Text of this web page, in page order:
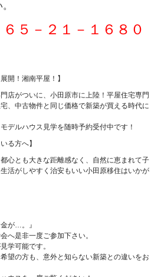
６５－２１－１６８０
開！湘南平屋！】
店がついに、小田原市に上陸！平屋住宅専門
、中古物件と同じ価格で新築が買える時代に
デルハウス見学を随時予約受付中です！
る方へ】
心とも大きな距離感なく、自然に恵まれて子
活がしやすく治安もいい小田原移住はいかが
が…。』
へ是非一度ご参加下さい。
学可能です。
望の方も、意外と知らない新築との違いをお